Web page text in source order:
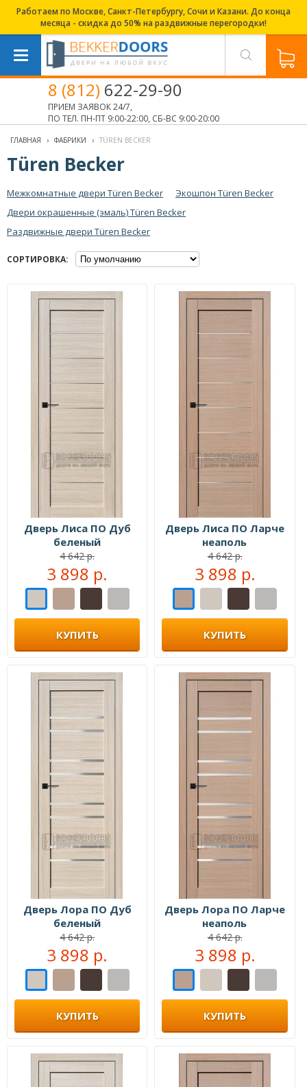
Работаем по Москве, Санкт-Петербургу, Сочи и Казани. До конца
месяца - скидка до 50% на раздвижные перегородки!
8 (812) 622-29-90
ПРИЕМ ЗАЯВОК 24/7,
ПО ТЕЛ. ПН-ПТ 9:00-22:00, СБ-ВС 9:00-20:00
ГЛАВНАЯ › ФАБРИКИ › TÜREN BECKER
Türen Becker
Межкомнатные двери Türen Becker
Экошпон Türen Becker
Двери окрашенные (эмаль) Türen Becker
Раздвижные двери Türen Becker
СОРТИРОВКА:
Дверь Лиса ПО Дуб
беленый
4 642 р.
3 898 р.
КУПИТЬ
Дверь Лиса ПО Ларче
неаполь
4 642 р.
3 898 р.
КУПИТЬ
Дверь Лора ПО Дуб
беленый
4 642 р.
3 898 р.
КУПИТЬ
Дверь Лора ПО Ларче
неаполь
4 642 р.
3 898 р.
КУПИТЬ